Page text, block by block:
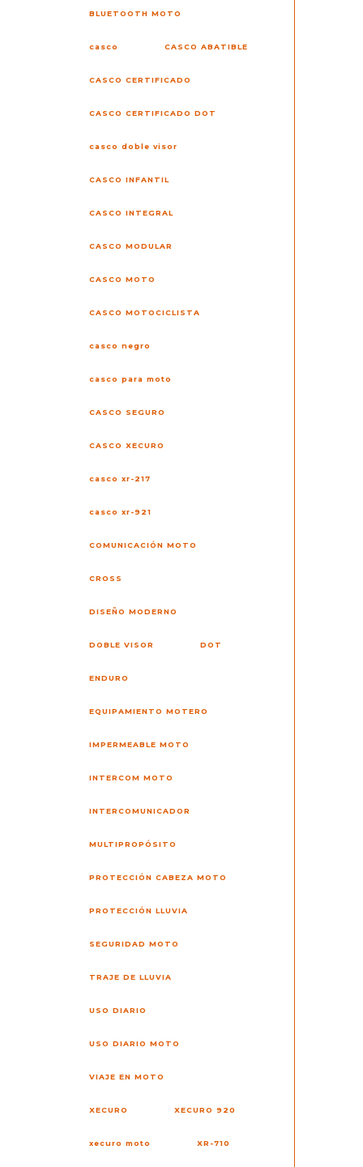
BLUETOOTH MOTO
casco CASCO ABATIBLE
CASCO CERTIFICADO
CASCO CERTIFICADO DOT
casco doble visor
CASCO INFANTIL
CASCO INTEGRAL
CASCO MODULAR
CASCO MOTO
CASCO MOTOCICLISTA
casco negro
casco para moto
CASCO SEGURO
CASCO XECURO
casco xr-217
casco xr-921
COMUNICACIÓN MOTO
CROSS
DISEÑO MODERNO
DOBLE VISOR DOT
ENDURO
EQUIPAMIENTO MOTERO
IMPERMEABLE MOTO
INTERCOM MOTO
INTERCOMUNICADOR
MULTIPROPÓSITO
PROTECCIÓN CABEZA MOTO
PROTECCIÓN LLUVIA
SEGURIDAD MOTO
TRAJE DE LLUVIA
USO DIARIO
USO DIARIO MOTO
VIAJE EN MOTO
XECURO XECURO 920
xecuro moto XR-710